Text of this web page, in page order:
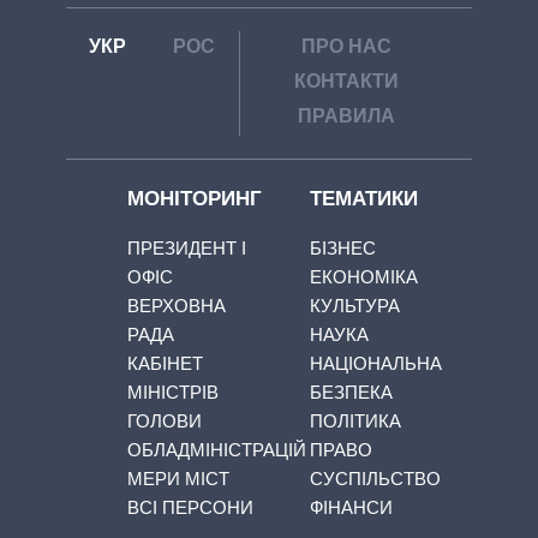
УКР РОС
ПРО НАС
КОНТАКТИ
ПРАВИЛА
МОНІТОРИНГ
ПРЕЗИДЕНТ І
ОФІС
ВЕРХОВНА
РАДА
КАБІНЕТ
МІНІСТРІВ
ГОЛОВИ
ОБЛАДМІНІСТРАЦІЙ
МЕРИ МІСТ
ВСІ ПЕРСОНИ
ТЕМАТИКИ
БІЗНЕС
ЕКОНОМІКА
КУЛЬТУРА
НАУКА
НАЦІОНАЛЬНА
БЕЗПЕКА
ПОЛІТИКА
ПРАВО
СУСПІЛЬСТВО
ФІНАНСИ